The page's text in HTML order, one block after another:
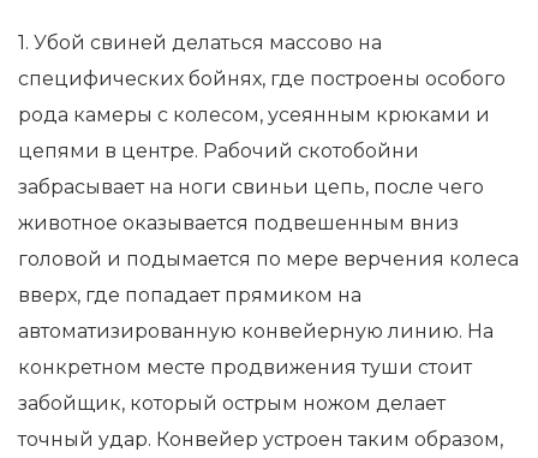
1. Убой свиней делаться массово на
специфических бойнях, где построены особого
рода камеры с колесом, усеянным крюками и
цепями в центре. Рабочий скотобойни
забрасывает на ноги свиньи цепь, после чего
животное оказывается подвешенным вниз
головой и подымается по мере верчения колеса
вверх, где попадает прямиком на
автоматизированную конвейерную линию. На
конкретном месте продвижения туши стоит
забойщик, который острым ножом делает
точный удар. Конвейер устроен таким образом,